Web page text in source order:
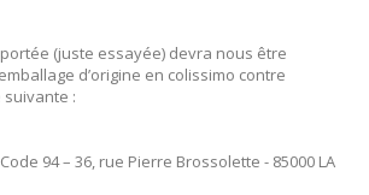
(juste essayée) devra nous être
d’origine en colissimo contre
suivante :
Code 94 – 36, rue Pierre Brossolette - 85000 LA